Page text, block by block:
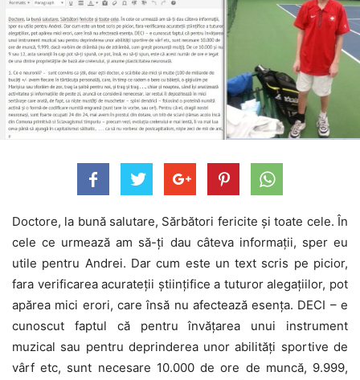
Doctore, la bună salutare, Sărbători fericite și toate cele. În
cele ce urmează am să-ți dau câteva informații, sper eu
utile pentru Andrei. Dar cum este un text scris pe picior,
fara verificarea acurateții științifice a tuturor alegațiilor, pot
apărea mici erori, care însă nu afectează esența. DECI – e
cunoscut faptul că pentru învățarea unui instrument
muzical sau pentru deprinderea unor abilități sportive de
vârf etc, sunt necesare 10.000 de ore de muncă, 9.999,